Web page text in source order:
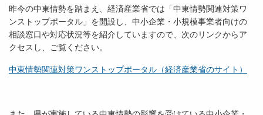
昨今の中東情勢を踏まえ、経済産業省では「中東情勢関連対策ワ
ンストップポータル」を開設し、中小企業・小規模事業者向けの
相談窓口や対応状況等を紹介していますので、次のリンクからア
クセスし、ご覧ください。
中東情勢関連対策ワンストップポータル（経済産業省のサイト）